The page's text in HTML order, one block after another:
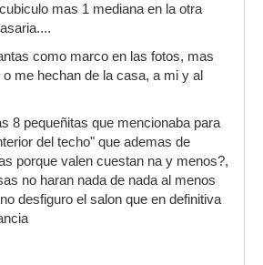
mas 1 mediana en la otra
como marco en las fotos, mas
me hechan de la casa, a mi y al
8 pequeñitas que mencionaba para
del techo" que ademas de
porque valen cuestan na y menos?,
no haran nada de nada al menos
desfiguro el salon que en definitiva